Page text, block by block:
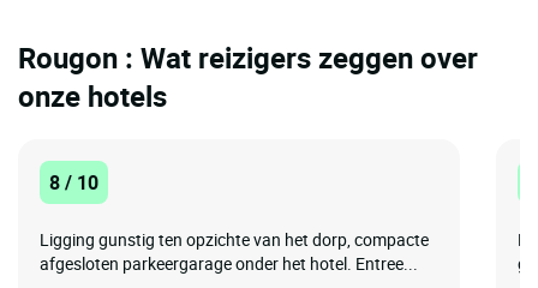
Rougon : Wat reizigers zeggen over
onze hotels
8 / 10
Ligging gunstig ten opzichte van het dorp, compacte
afgesloten parkeergarage onder het hotel. Entree...